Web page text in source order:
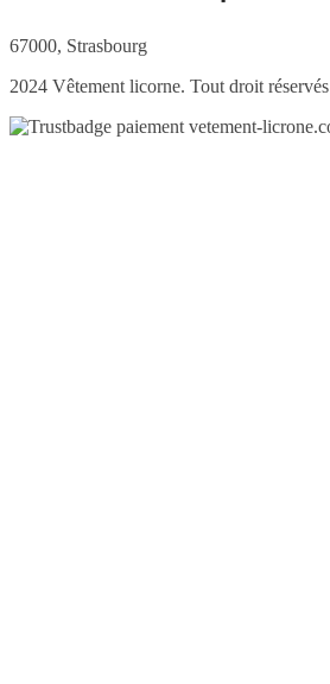
67000, Strasbourg
2024 Vêtement licorne. Tout droit réservés